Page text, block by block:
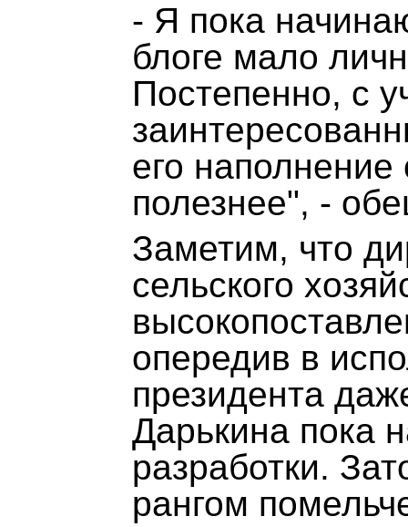
- Я пока
блоге мало
Постепенно, с
его наполнение
полезнее", -
Заметим, что
сельского
опередив в
президента
Дарькина пока
разработки.
рангом